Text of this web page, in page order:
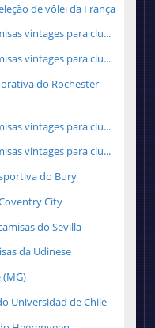
de vôlei da França
vintages para clu...
vintages para clu...
do Rochester
vintages para clu...
vintages para clu...
do Bury
City
do Sevilla
da Udinese
Universidad de Chile